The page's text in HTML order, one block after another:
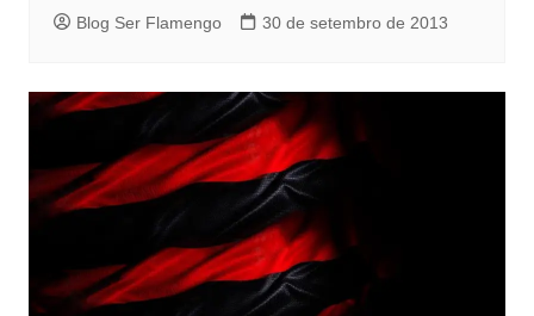
Blog Ser Flamengo 30 de setembro de 2013